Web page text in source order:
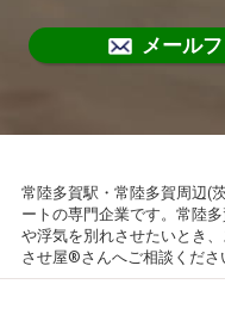
メール
常陸多賀駅・常陸多賀周辺(
ートの専門企業です。常陸
や浮気を別れさせたいとき
させ屋®さんへご相談くださ